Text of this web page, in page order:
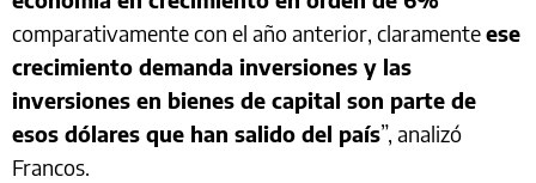
comparativamente con el año anterior, claramenteese
crecimiento demanda inversiones y las
inversiones en bienes de capital son parte de
esos dólares que han salido del país”, analizó
Francos.